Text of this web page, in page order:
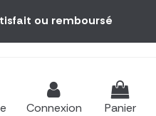
ou remboursé
Connexion Panier